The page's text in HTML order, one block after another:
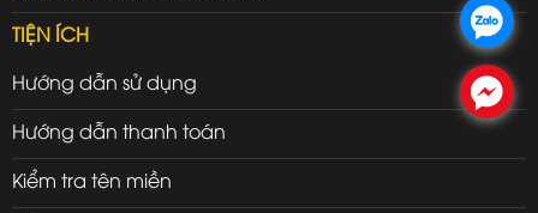
TIỆN ÍCH
Hướng dẫn sử dụng
Hướng dẫn thanh toán
Kiểm tra tên miền
.
.